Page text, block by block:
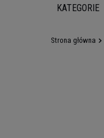
KATEGORIE
Strona główna